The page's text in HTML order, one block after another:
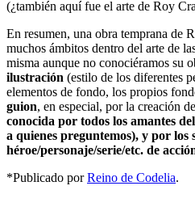
(¿también aquí fue el arte de Roy
En resumen, una obra temprana de
muchos ámbitos dentro del arte de
misma aunque no conociéramos su
ilustración (estilo de los diferentes
elementos de fondo, los propios
guion, en especial, por la creación
conocida por todos los amantes
a quienes preguntemos), y por los
héroe/personaje/serie/etc. de
*Publicado porReino de Codelia.